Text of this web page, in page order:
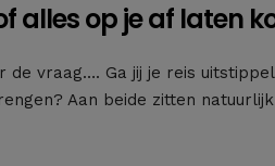
alles op je af laten
de vraag…. Ga jij je reis
Aan beide zitten